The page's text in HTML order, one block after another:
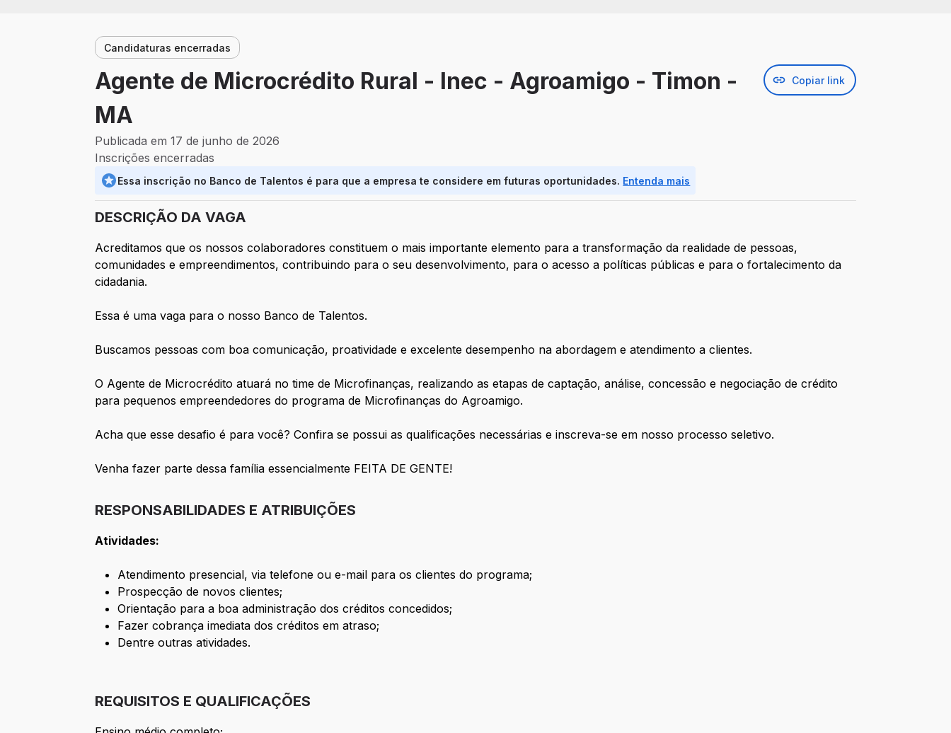
Candidaturas encerradas
Agente de Microcrédito Rural - Inec - Agroamigo - Timon -
MA
Copiar link
Publicada em 17 de junho de 2026
Inscrições encerradas
Essa inscrição no Banco de Talentos é para que a empresa te considere em futuras oportunidades. Entenda mais
DESCRIÇÃO DA VAGA
Acreditamos que os nossos colaboradores constituem o mais importante elemento para a transformação da realidade de pessoas,
comunidades e empreendimentos, contribuindo para o seu desenvolvimento, para o acesso a políticas públicas e para o fortalecimento da
cidadania.
Essa é uma vaga para o nosso Banco de Talentos.
Buscamos pessoas com boa comunicação, proatividade e excelente desempenho na abordagem e atendimento a clientes.
O Agente de Microcrédito atuará no time de Microfinanças, realizando as etapas de captação, análise, concessão e negociação de crédito
para pequenos empreendedores do programa de Microfinanças do Agroamigo.
Acha que esse desafio é para você? Confira se possui as qualificações necessárias e inscreva-se em nosso processo seletivo.
Venha fazer parte dessa família essencialmente FEITA DE GENTE!
RESPONSABILIDADES E ATRIBUIÇÕES
Atividades:
Atendimento presencial, via telefone ou e-mail para os clientes do programa;
Prospecção de novos clientes;
Orientação para a boa administração dos créditos concedidos;
Fazer cobrança imediata dos créditos em atraso;
Dentre outras atividades.
REQUISITOS E QUALIFICAÇÕES